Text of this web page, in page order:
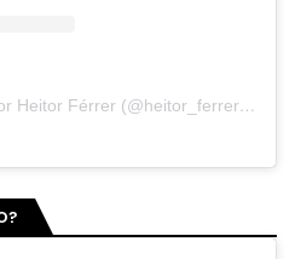
Um post compartilhado por Heitor Férrer (@heitor_ferrer77)